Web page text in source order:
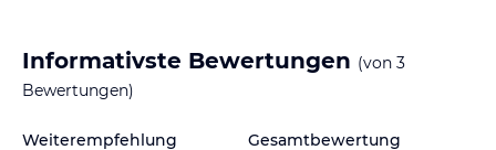
Informativste Bewertungen (von 3
Bewertungen)
Weiterempfehlung Gesamtbewertung